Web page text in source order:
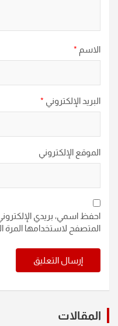
الاسم *
البريد الإلكتروني *
الموقع الإلكتروني
احفظ اسمي، بريدي
المتصفح لاستخدامها المرة
المقالات